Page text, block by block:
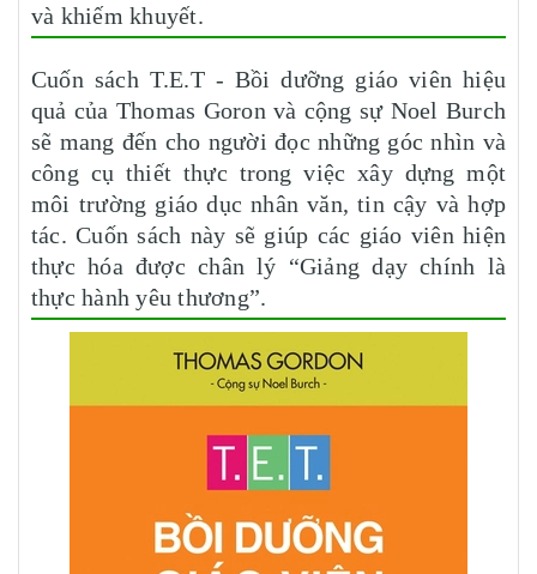
và khiếm khuyết.
Cuốn sách T.E.T - Bồi dưỡng giáo viên hiệu
quả của Thomas Goron và cộng sự Noel Burch
sẽ mang đến cho người đọc những góc nhìn và
công cụ thiết thực trong việc xây dựng một
môi trường giáo dục nhân văn, tin cậy và hợp
tác. Cuốn sách này sẽ giúp các giáo viên hiện
thực hóa được chân lý “Giảng dạy chính là
thực hành yêu thương”.